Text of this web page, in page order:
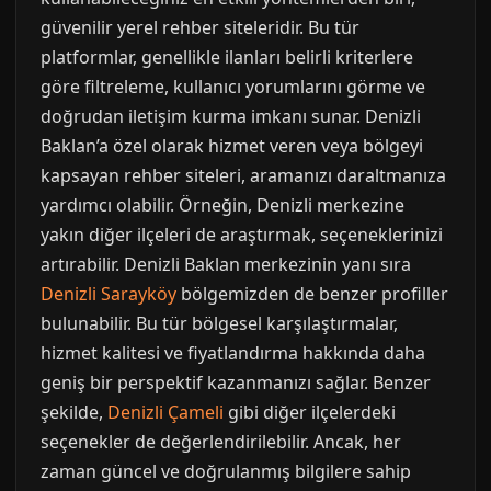
güvenilir yerel rehber siteleridir. Bu tür
platformlar, genellikle ilanları belirli kriterlere
göre filtreleme, kullanıcı yorumlarını görme ve
doğrudan iletişim kurma imkanı sunar. Denizli
Baklan’a özel olarak hizmet veren veya bölgeyi
kapsayan rehber siteleri, aramanızı daraltmanıza
yardımcı olabilir. Örneğin, Denizli merkezine
yakın diğer ilçeleri de araştırmak, seçeneklerinizi
artırabilir. Denizli Baklan merkezinin yanı sıra
Denizli Sarayköy bölgemizden de benzer profiller
bulunabilir. Bu tür bölgesel karşılaştırmalar,
hizmet kalitesi ve fiyatlandırma hakkında daha
geniş bir perspektif kazanmanızı sağlar. Benzer
şekilde, Denizli Çameli gibi diğer ilçelerdeki
seçenekler de değerlendirilebilir. Ancak, her
zaman güncel ve doğrulanmış bilgilere sahip